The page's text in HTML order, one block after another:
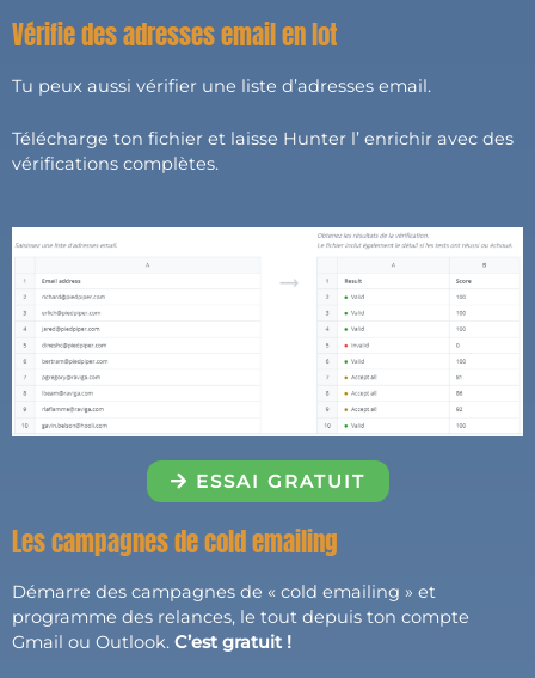
Vérifie des adresses email en lot
Tu peux aussi vérifier une liste d’adresses email.
Télécharge ton fichier et laisse Hunter l’ enrichir avec des
vérifications complètes.
ESSAI GRATUIT
Les campagnes de cold emailing
Démarre des campagnes de « cold emailing » et
programme des relances, le tout depuis ton compte
Gmail ou Outlook. C’est gratuit !